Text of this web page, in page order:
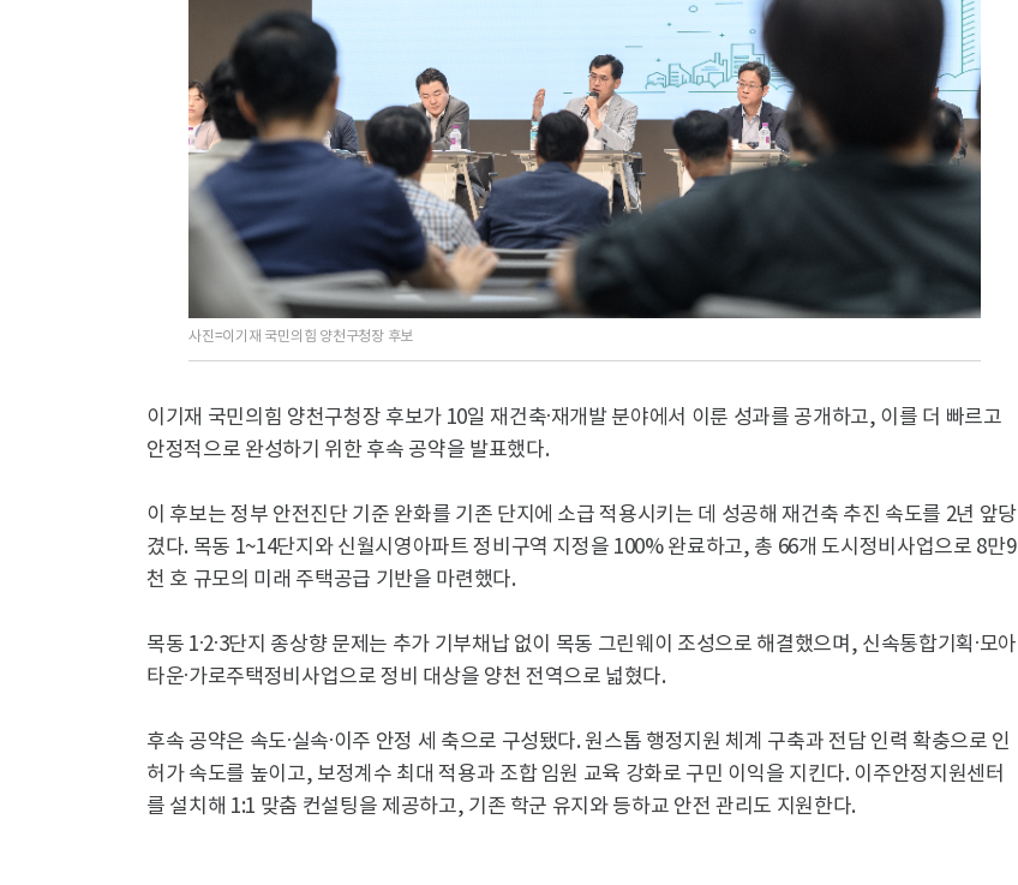
사진=이기재 국민의힘 양천구청장 후보
이기재 국민의힘 양천구청장 후보가 10일 재건축·재개발 분야에서 이룬 성과를 공개하고, 이를 더 빠르고
안정적으로 완성하기 위한 후속 공약을 발표했다.
이 후보는 정부 안전진단 기준 완화를 기존 단지에 소급 적용시키는 데 성공해 재건축 추진 속도를 2년 앞당
겼다. 목동 1~14단지와 신월시영아파트 정비구역 지정을 100% 완료하고, 총 66개 도시정비사업으로 8만9
천 호 규모의 미래 주택공급 기반을 마련했다.
목동 1·2·3단지 종상향 문제는 추가 기부채납 없이 목동 그린웨이 조성으로 해결했으며, 신속통합기획·모아
타운·가로주택정비사업으로 정비 대상을 양천 전역으로 넓혔다.
후속 공약은 속도·실속·이주 안정 세 축으로 구성됐다. 원스톱 행정지원 체계 구축과 전담 인력 확충으로 인
허가 속도를 높이고, 보정계수 최대 적용과 조합 임원 교육 강화로 구민 이익을 지킨다. 이주안정지원센터
를 설치해 1:1 맞춤 컨설팅을 제공하고, 기존 학군 유지와 등하교 안전 관리도 지원한다.